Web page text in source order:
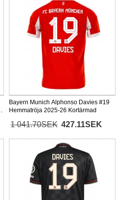
Bayern Munich Alphonso Davies #19
Hemmatröja 2025-26 Kortärmad
1 041.70SEK 427.11SEK